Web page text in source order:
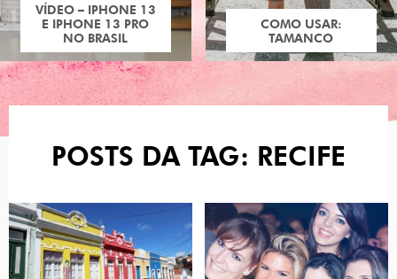
VÍDEO – IPHONE 13
E IPHONE 13 PRO
NO BRASIL
COMO USAR:
TAMANCO
POSTS DA TAG: RECIFE